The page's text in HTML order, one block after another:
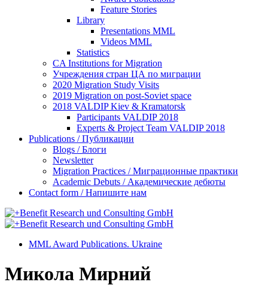
Feature Stories
Library
Presentations MML
Videos MML
Statistics
CA Institutions for Migration
Учреждения стран ЦА по миграции
2020 Migration Study Visits
2019 Migration on post-Soviet space
2018 VALDIP Kiev & Kramatorsk
Participants VALDIP 2018
Experts & Project Team VALDIP 2018
Publications / Публикации
Blogs / Блоги
Newsletter
Migration Practices / Миграционные практики
Academic Debuts / Академические дебюты
Contact form / Напишите нам
MML Award Publications. Ukraine
Микола Мирний